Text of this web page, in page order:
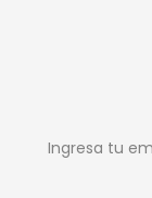
Ingresa tu